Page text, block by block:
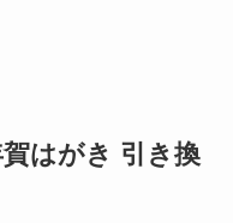
はがき 引き換